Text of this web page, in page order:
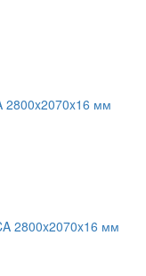
2800x2070x16 мм
2800x2070x16 мм